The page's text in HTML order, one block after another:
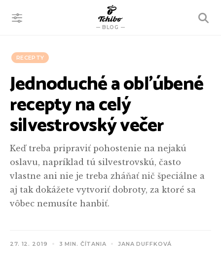
BLOG
VYHĽADÁVANIE
RECEPTY
Jednoduché a obľúbené
recepty na celý
silvestrovský večer
Keď treba pripraviť pohostenie na nejakú
oslavu, napríklad tú silvestrovskú, často
vlastne ani nie je treba zháňať nič špeciálne a
aj tak dokážete vytvoriť dobroty, za ktoré sa
vôbec nemusíte hanbiť.
27. 12. 2019 3 MIN. ČÍTANIA JANA DUFFKOVÁ